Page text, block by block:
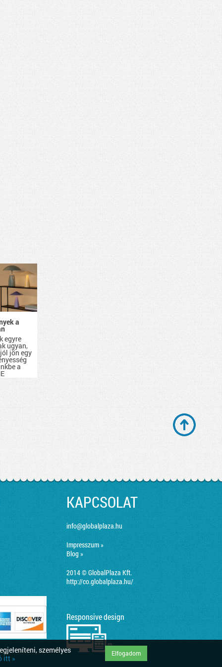
személyes
itt »
Elfogadom
a
egyre
ugyan,
jön egy
a
KAPCSOLAT
info@globalplaza.hu
Impresszum »
Blog »
2014 © GlobalPlaza Kft.
http://co.globalplaza.hu/
Responsive design